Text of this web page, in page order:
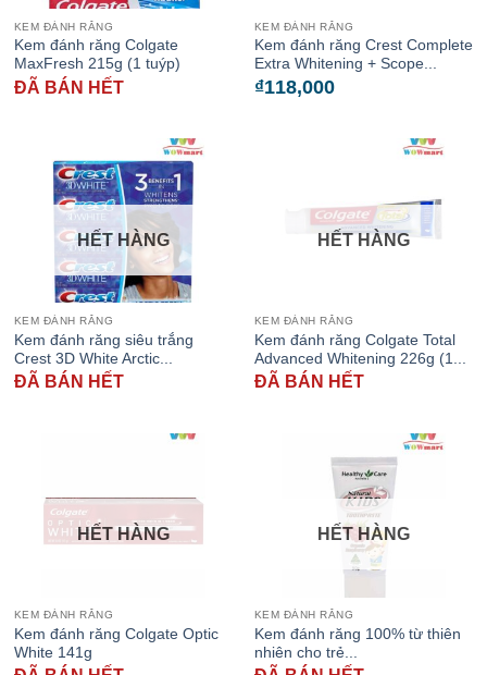
KEM ĐÁNH RĂNG
Kem đánh răng Colgate
MaxFresh 215g (1 tuýp)
ĐÃ BÁN HẾT
KEM ĐÁNH RĂNG
Kem đánh răng Crest Complete
Extra Whitening + Scope...
₫118,000
HẾT HÀNG
KEM ĐÁNH RĂNG
Kem đánh răng siêu trắng
Crest 3D White Arctic...
ĐÃ BÁN HẾT
HẾT HÀNG
KEM ĐÁNH RĂNG
Kem đánh răng Colgate Total
Advanced Whitening 226g (1...
ĐÃ BÁN HẾT
HẾT HÀNG
KEM ĐÁNH RĂNG
Kem đánh răng Colgate Optic
White 141g
HẾT HÀNG
KEM ĐÁNH RĂNG
Kem đánh răng 100% từ thiên
nhiên cho trẻ...